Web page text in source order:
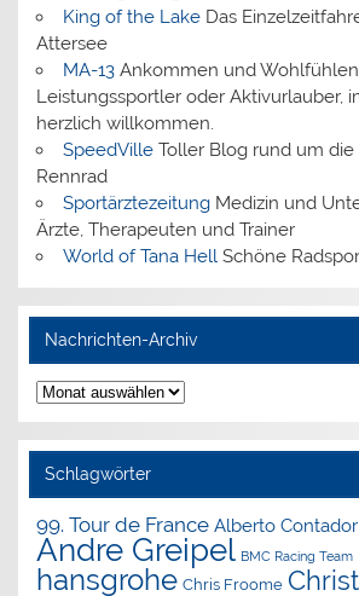
King of the LakeDas
Attersee
MA-13Ankommen und
Leistungssportler oder Aktivurlauber,
herzlich willkommen.
SpeedVilleToller Blog rund um die
Rennrad
SportärztezeitungMedizin und
Ärzte, Therapeuten und Trainer
World of Tana HellSchöne
Nachrichten-Archiv
Nachrichten-
Archiv
Schlagwörter
99. Tour de France Alberto Contador
Andre Greipel BMC Racing Team
hansgrohe Chris Froome